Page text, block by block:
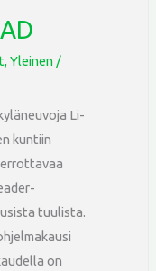
,Yleinen /
Li-
kuntiin
tuulista.
on